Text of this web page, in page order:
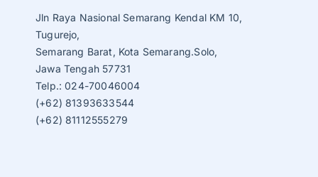
Jln Raya Nasional Semarang Kendal KM 10,
Tugurejo,
Semarang Barat, Kota Semarang.Solo,
Jawa Tengah 57731
Telp.: 024-70046004
(+62) 81393633544
(+62) 81112555279